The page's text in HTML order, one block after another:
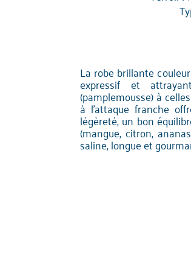
La robe brillante
expressif et
(pamplemousse) à
à l'attaque franche
légèreté, un bon
(mangue, citron,
saline, longue et